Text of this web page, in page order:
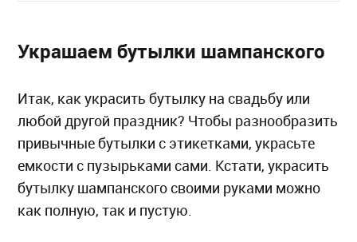
Украшаем бутылки шампанского
Итак, как украсить бутылку на свадьбу или
любой другой праздник? Чтобы разнообразить
привычные бутылки с этикетками, украсьте
емкости с пузырьками сами. Кстати, украсить
бутылку шампанского своими руками можно
как полную, так и пустую.